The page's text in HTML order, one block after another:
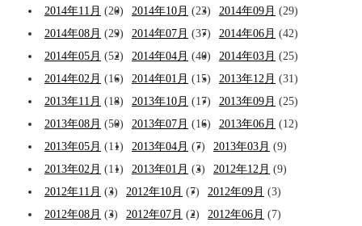
2014年11月 (20) 2014年10月 (23) 2014年09月 (29)
2014年08月 (29) 2014年07月 (37) 2014年06月 (42)
2014年05月 (52) 2014年04月 (40) 2014年03月 (25)
2014年02月 (16) 2014年01月 (15) 2013年12月 (31)
2013年11月 (18) 2013年10月 (17) 2013年09月 (25)
2013年08月 (50) 2013年07月 (16) 2013年06月 (12)
2013年05月 (11) 2013年04月 (7) 2013年03月 (9)
2013年02月 (11) 2013年01月 (3) 2012年12月 (9)
2012年11月 (3) 2012年10月 (7) 2012年09月 (3)
2012年08月 (3) 2012年07月 (2) 2012年06月 (7)